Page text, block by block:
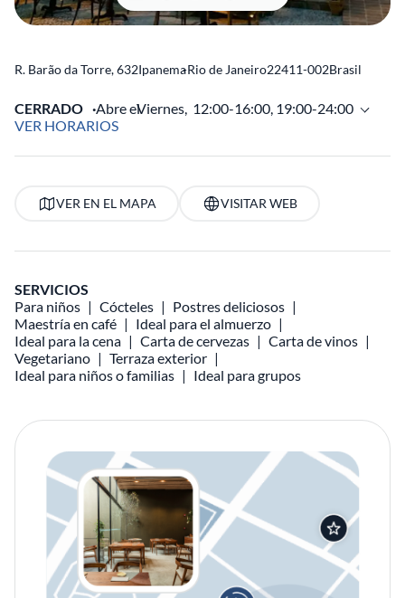
R. Barão da Torre, 632Ipanema-Rio de Janeiro22411-002Brasil
CERRADO Abre elViernes, 12:00-16:00, 19:00-24:00
VER HORARIOS
VER EN EL MAPA VISITAR WEB
SERVICIOS
Para niños
Cócteles
Postres deliciosos
Maestría en café
Ideal para el almuerzo
Ideal para la cena
Carta de cervezas
Carta de vinos
Vegetariano
Terraza exterior
Ideal para niños o familias
Ideal para grupos